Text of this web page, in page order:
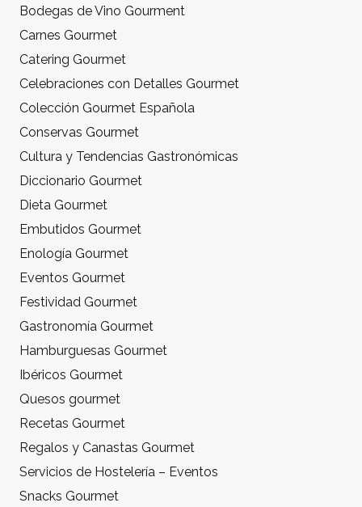
Bodegas de Vino Gourment
Carnes Gourmet
Catering Gourmet
Celebraciones con Detalles Gourmet
Colección Gourmet Española
Conservas Gourmet
Cultura y Tendencias Gastronómicas
Diccionario Gourmet
Dieta Gourmet
Embutidos Gourmet
Enología Gourmet
Eventos Gourmet
Festividad Gourmet
Gastronomía Gourmet
Hamburguesas Gourmet
Ibéricos Gourmet
Quesos gourmet
Recetas Gourmet
Regalos y Canastas Gourmet
Servicios de Hostelería – Eventos
Snacks Gourmet